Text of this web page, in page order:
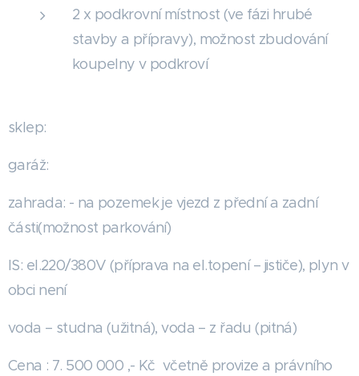
2 x podkrovní místnost (ve fázi hrubé
stavby a přípravy), možnost zbudování
koupelny v podkroví
sklep:
garáž:
zahrada: - na pozemek je vjezd z přední a zadní
části(možnost parkování)
IS: el.220/380V (příprava na el.topení – jističe), plyn v
obci není
voda – studna (užitná), voda – z řadu (pitná)
Cena : 7. 500 000 ,- Kč včetně provize a právního